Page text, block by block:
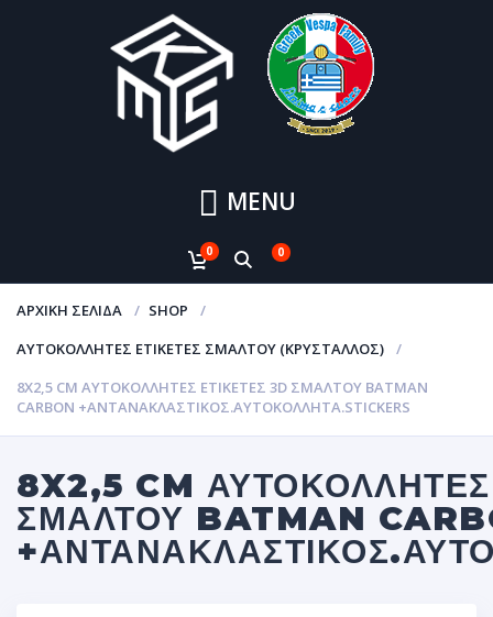
MENU
0 0
ΑΡΧΙΚΉ ΣΕΛΊΔΑ
SHOP
ΑΥΤΟΚΌΛΛΗΤΕΣ ΕΤΙΚΈΤΕΣ ΣΜΆΛΤΟΥ (ΚΡΥΣΤΑΛΛΟΣ)
8X2,5 CM ΑΥΤΟΚΌΛΛΗΤΕΣ ΕΤΙΚΈΤΕΣ 3D ΣΜΆΛΤΟΥ BATMAN
CARBON +ΑΝΤΑΝΑΚΛΑΣΤΙΚΟΣ.ΑΥΤΟΚΌΛΛΗΤΑ.STICKERS
8X2,5 CM
ΣΜΆΛΤΟΥ BATMAN